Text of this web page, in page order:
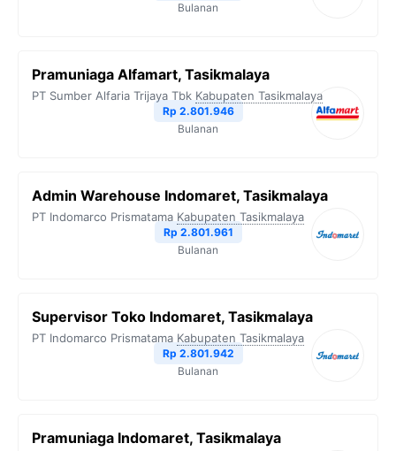
Bulanan
Pramuniaga Alfamart, Tasikmalaya
PT Sumber Alfaria Trijaya Tbk Kabupaten Tasikmalaya
Rp 2.801.946
Bulanan
Admin Warehouse Indomaret, Tasikmalaya
PT Indomarco Prismatama Kabupaten Tasikmalaya
Rp 2.801.961
Bulanan
Supervisor Toko Indomaret, Tasikmalaya
PT Indomarco Prismatama Kabupaten Tasikmalaya
Rp 2.801.942
Bulanan
Pramuniaga Indomaret, Tasikmalaya